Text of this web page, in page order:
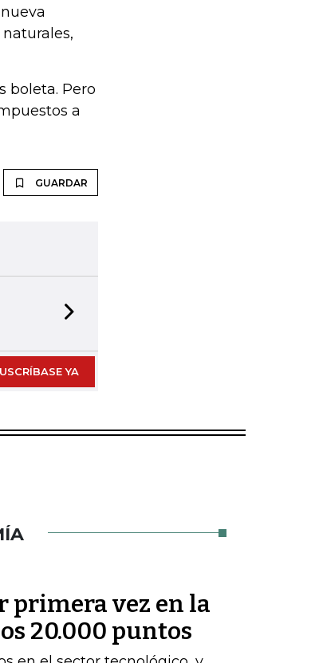
boleta. Pero
a
GUARDAR
YA
primera vez en la
20.000 puntos